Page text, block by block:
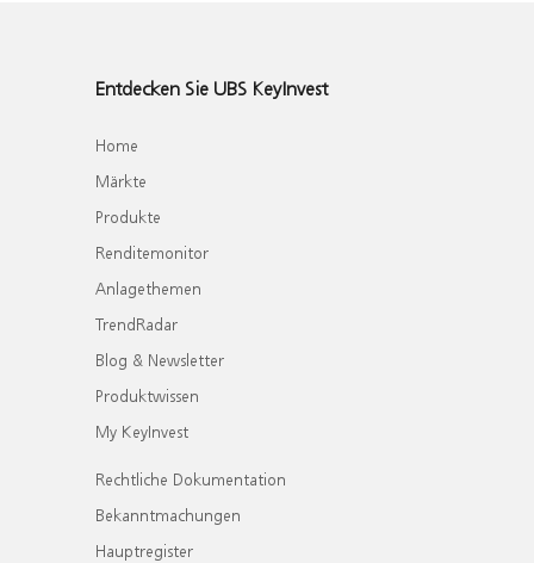
Entdecken Sie UBS KeyInvest
Home
Märkte
Produkte
Renditemonitor
Anlagethemen
TrendRadar
Blog & Newsletter
Produktwissen
My KeyInvest
Rechtliche Dokumentation
Bekanntmachungen
Hauptregister